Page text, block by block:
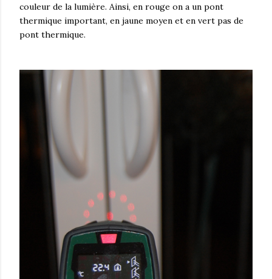
couleur de la lumière. Ainsi, en rouge on a un pont
thermique important, en jaune moyen et en vert pas de
pont thermique.